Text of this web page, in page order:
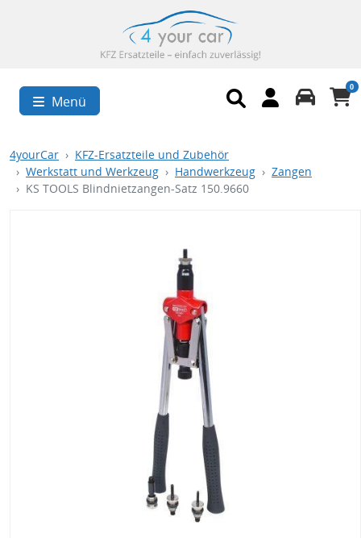
Menü
0
4yourCar
KFZ-Ersatzteile und Zubehör
Werkstatt und Werkzeug
Handwerkzeug
Zangen
KS TOOLS Blindnietzangen-Satz 150.9660